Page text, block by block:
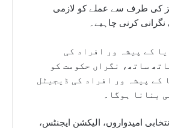
کی طرف سے عملے کو لازمی
کرنی چاہیے۔
کے پیشہ ور افراد کی
ساتھ، نگراں حکومت کو
کے پیشہ ور افراد کی ڈیجیٹل
بنانا ہوگا۔
امیدواروں، الیکشن ایجنٹس،